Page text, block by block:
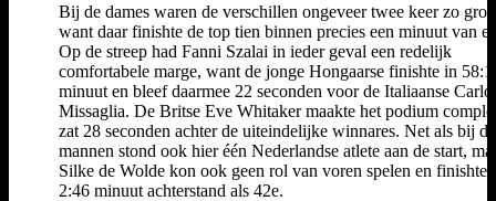
Bij de dames waren de verschillen ongeveer twee keer zo
want daar finishte de top tien binnen precies een minuut van
Op de streep had Fanni Szalai in ieder geval een redelijk
comfortabele marge, want de jonge Hongaarse finishte in
minuut en bleef daarmee 22 seconden voor de Italiaanse
Missaglia. De Britse Eve Whitaker maakte het podium
zat 28 seconden achter de uiteindelijke winnares. Net als bij de
mannen stond ook hier één Nederlandse atlete aan de start,
Silke de Wolde kon ook geen rol van voren spelen en finishte
2:46 minuut achterstand als 42e.